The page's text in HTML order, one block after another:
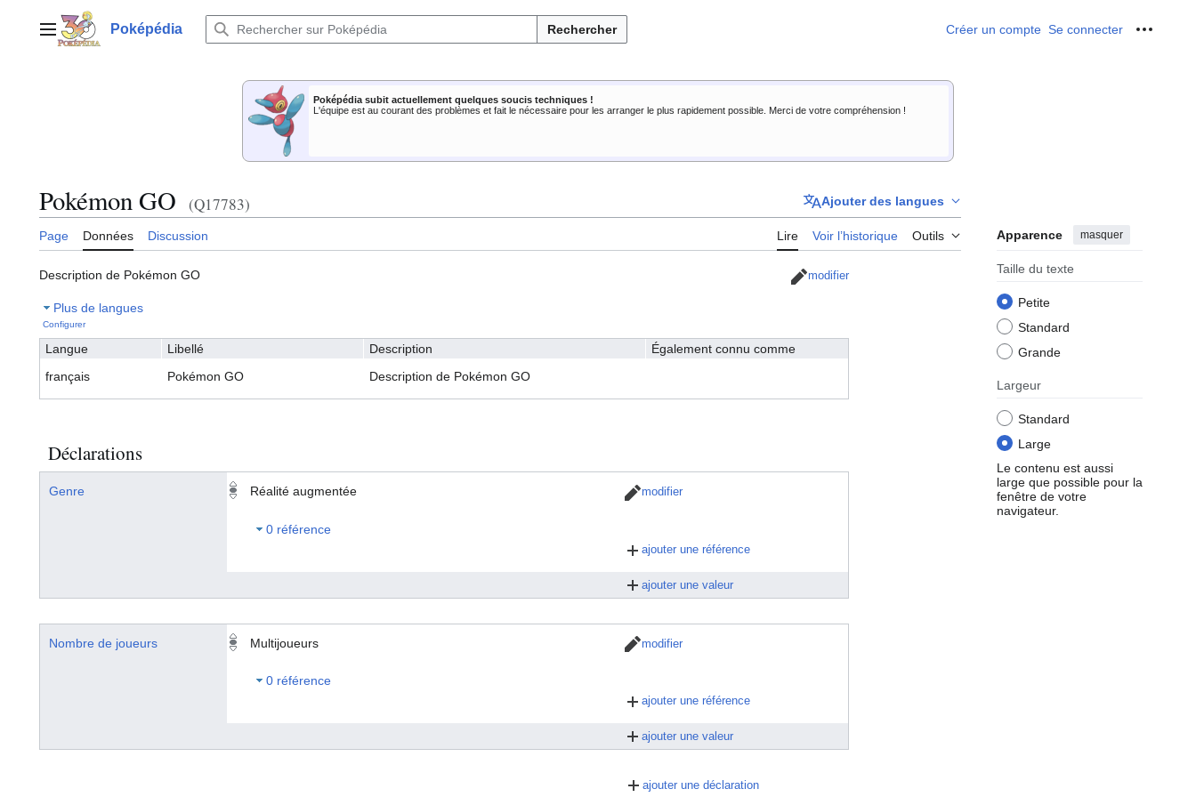
contenuMenu principalPoképédia Rechercher Créer un compte Se connecter Outils
Poképédia subit actuellement quelques soucis techniques !
L'équipe est au courant des problèmes et fait le nécessaire pour les arranger le plus rapidement possible. Merci de votre compréhension !
Pokémon GO (Q17783) Ajouter des langues
Page Données Discussion Lire Voir l’historique Outils Apparence masquer
Taille du texte
Petite
Standard
Grande
Largeur
Standard
Large
Le contenu est aussi
large que possible pour la
fenêtre de votre
navigateur.
Description de Pokémon GO modifier
Plus de langues
Configurer
Langue Libellé Description
Également connu comme
français
Pokémon GO Description de Pokémon GO
Déclarations
Genre Réalité augmentée modifier
0 référence
ajouter une référence
ajouter une valeur
Nombre de joueurs Multijoueurs modifier
0 référence
ajouter une référence
ajouter une valeur
ajouter une déclaration